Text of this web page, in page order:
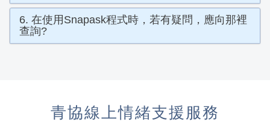
6. 在使用Snapask程式時，若有疑問，應向那裡
查詢?
青協線上情緒支援服務